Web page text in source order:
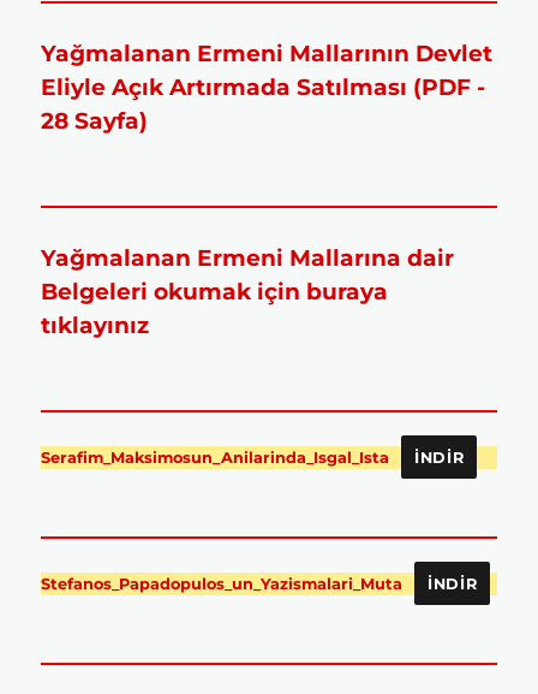
Yağmalanan Ermeni Mallarının Devlet
Eliyle Açık Artırmada Satılması (PDF -
28 Sayfa)
Yağmalanan Ermeni Mallarına dair
Belgeleri okumak için buraya
tıklayınız
Serafim_Maksimosun_Anilarinda_Isgal_Ista İNDIR
Stefanos_Papadopulos_un_Yazismalari_Muta İNDIR